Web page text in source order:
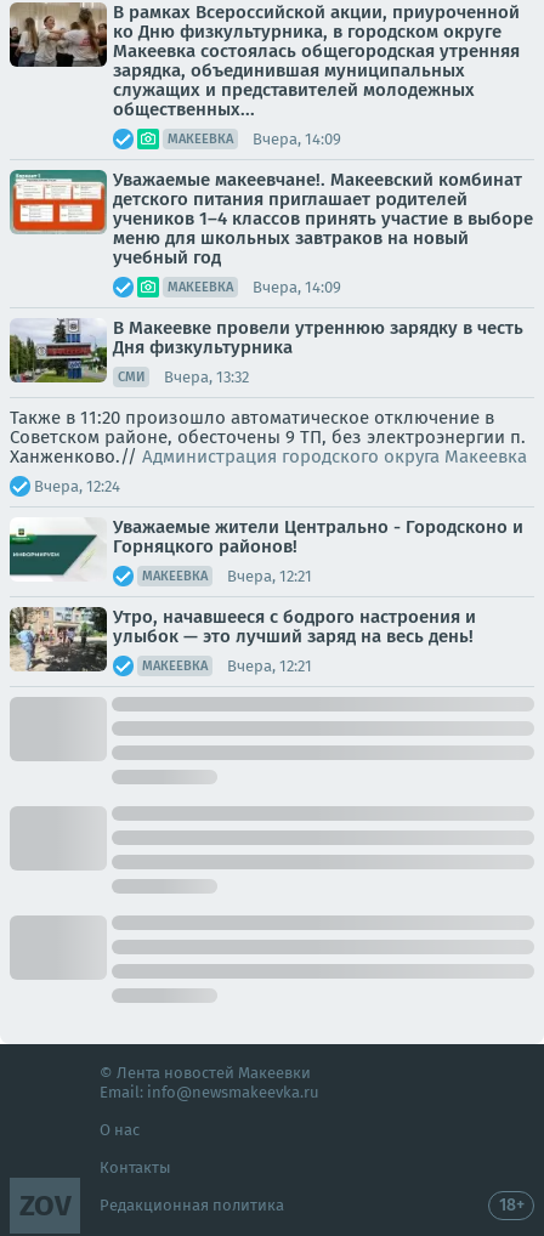
В рамках Всероссийской акции, приуроченной
ко Дню физкультурника, в городском округе
Макеевка состоялась общегородская утренняя
зарядка, объединившая муниципальных
служащих и представителей молодежных
общественных...
МАКЕЕВКА Вчера, 14:09
Уважаемые макеевчане!. Макеевский комбинат
детского питания приглашает родителей
учеников 1–4 классов принять участие в выборе
меню для школьных завтраков на новый
учебный год
МАКЕЕВКА Вчера, 14:09
В Макеевке провели утреннюю зарядку в честь
Дня физкультурника
СМИ Вчера, 13:32
Также в 11:20 произошло автоматическое отключение в
Советском районе, обесточены 9 ТП, без электроэнергии п.
Ханженково.// Администрация городского округа Макеевка
Вчера, 12:24
Уважаемые жители Центрально - Городсконо и
Горняцкого районов!
МАКЕЕВКА Вчера, 12:21
Утро, начавшееся с бодрого настроения и
улыбок — это лучший заряд на весь день!
МАКЕЕВКА Вчера, 12:21
ZOV
© Лента новостей Макеевки
Email: info@newsmakeevka.ru
О нас
Контакты
Редакционная политика 18+